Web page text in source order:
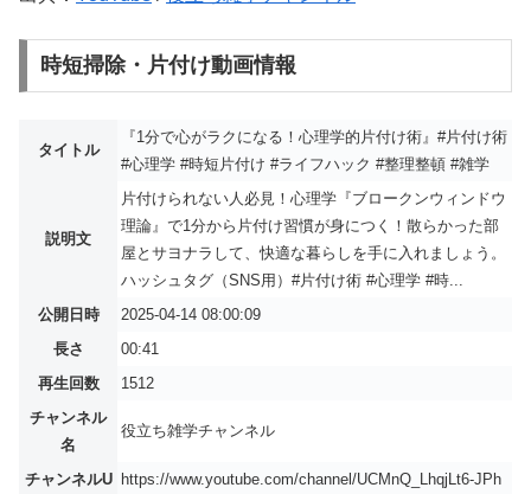
時短掃除・片付け動画情報
タイトル
『1分で心がラクになる！心理学的片付け術』#片付け術
#心理学 #時短片付け #ライフハック #整理整頓 #雑学
説明文
片付けられない人必見！心理学『ブロークンウィンドウ
理論』で1分から片付け習慣が身につく！散らかった部
屋とサヨナラして、快適な暮らしを手に入れましょう。
ハッシュタグ（SNS用）#片付け術 #心理学 #時...
公開日時
2025-04-14 08:00:09
長さ
00:41
再生回数
1512
チャンネル
名
役立ち雑学チャンネル
チャンネルU
https://www.youtube.com/channel/UCMnQ_LhqjLt6-JPh